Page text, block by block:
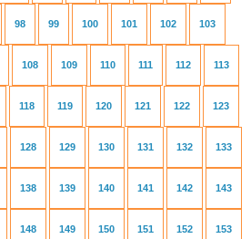
98 99 100 101 102 103
108 109 110 111 112 113
118 119 120 121 122 123
128 129 130 131 132 133
138 139 140 141 142 143
148 149 150 151 152 153